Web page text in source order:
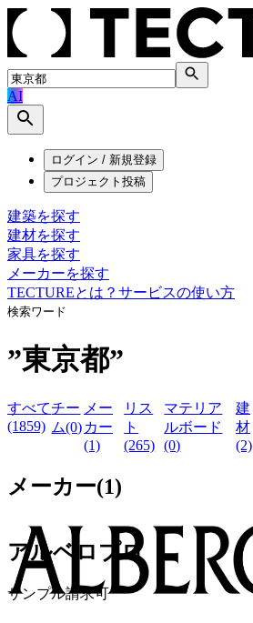
AI
ログイン / 新規登録
プロジェクト投稿
建築を探す
建材を探す
家具を探す
メーカーを探す
TECTUREとは？ サービスの使い方
検索ワード
”東京都”
すべて
(1859)
チー
ム(0)
メー
カー
(1)
リス
ト
(265)
マテリア
ルボード
(0)
建
材
(2)
メーカー(1)
アルベロプロ
サンプル請求可